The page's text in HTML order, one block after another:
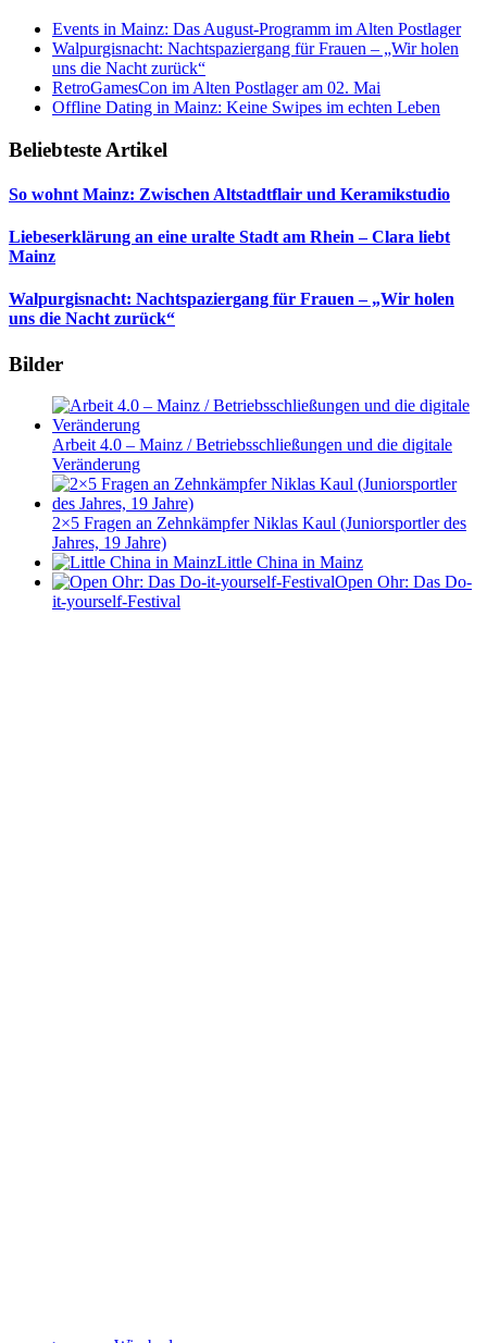
Events in Mainz: Das August-Programm im Alten Postlager
Walpurgisnacht: Nachtspaziergang für Frauen – „Wir holen
uns die Nacht zurück“
RetroGamesCon im Alten Postlager am 02. Mai
Offline Dating in Mainz: Keine Swipes im echten Leben
Beliebteste Artikel
So wohnt Mainz: Zwischen Altstadtflair und Keramikstudio
Liebeserklärung an eine uralte Stadt am Rhein – Clara liebt
Mainz
Walpurgisnacht: Nachtspaziergang für Frauen – „Wir holen
uns die Nacht zurück“
Bilder
Arbeit 4.0 – Mainz / Betriebsschließungen und die digitale
Veränderung
2×5 Fragen an Zehnkämpfer Niklas Kaul (Juniorsportler des
Jahres, 19 Jahre)
Little China in Mainz
Open Ohr: Das Do-
it-yourself-Festival